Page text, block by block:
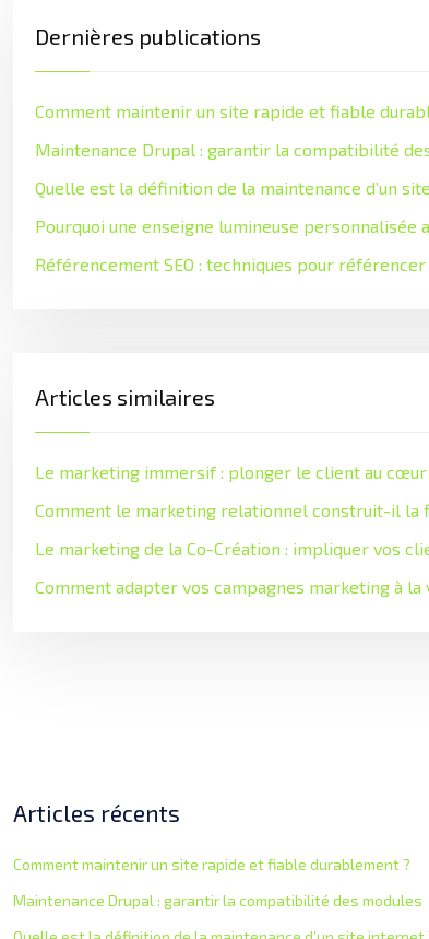
Dernières publications
Comment maintenir un site rapide et fiable
Maintenance Drupal : garantir la compatibilité
Quelle est la définition de la maintenance d’un
Pourquoi une enseigne lumineuse
Référencement SEO : techniques pour
Articles similaires
Le marketing immersif : plonger le client au cœur
Comment le marketing relationnel construit-il la
Le marketing de la Co-Création : impliquer vos
Comment adapter vos campagnes marketing à la
Articles récents
Comment maintenir un site rapide et fiable durablement ?
Maintenance Drupal : garantir la compatibilité des modules